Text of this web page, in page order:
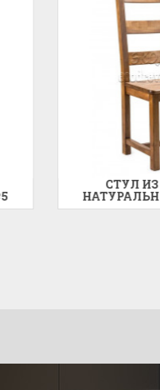
СТУЛ ИЗ МАССИВА
ЯСЕНЯ №1